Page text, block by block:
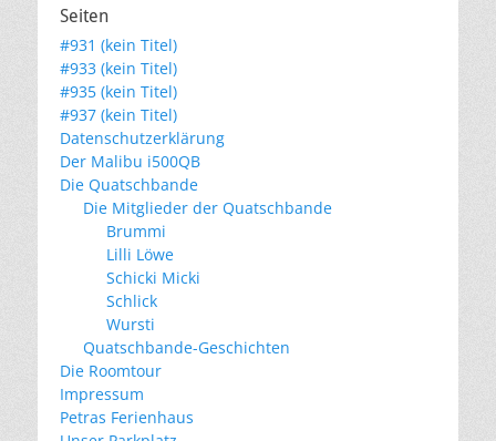
Seiten
#931 (kein Titel)
#933 (kein Titel)
#935 (kein Titel)
#937 (kein Titel)
Datenschutzerklärung
Der Malibu i500QB
Die Quatschbande
Die Mitglieder der Quatschbande
Brummi
Lilli Löwe
Schicki Micki
Schlick
Wursti
Quatschbande-Geschichten
Die Roomtour
Impressum
Petras Ferienhaus